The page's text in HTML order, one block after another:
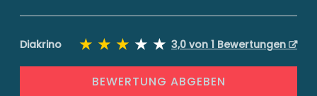
Diakrino 3,0 von 1 Bewertungen
BEWERTUNG ABGEBEN